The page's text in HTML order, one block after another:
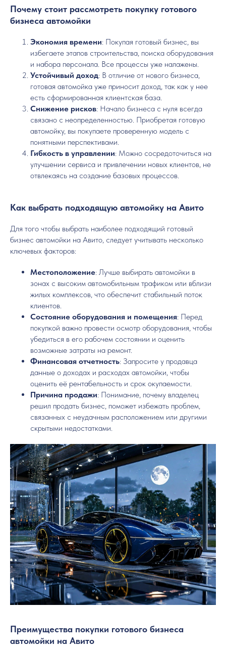
Почему стоит рассмотреть покупку готового
бизнеса автомойки
Экономия времени: Покупая готовый бизнес, вы
избегаете этапов строительства, поиска оборудования
и набора персонала. Все процессы уже налажены.
Устойчивый доход: В отличие от нового бизнеса,
готовая автомойка уже приносит доход, так как у нее
есть сформированная клиентская база.
Снижение рисков: Начало бизнеса с нуля всегда
связано с неопределенностью. Приобретая готовую
автомойку, вы покупаете проверенную модель с
понятными перспективами.
Гибкость в управлении: Можно сосредоточиться на
улучшении сервиса и привлечении новых клиентов, не
отвлекаясь на создание базовых процессов.
Как выбрать подходящую автомойку на Авито
Для того чтобы выбрать наиболее подходящий готовый
бизнес автомойки на Авито, следует учитывать несколько
ключевых факторов:
Местоположение: Лучше выбирать автомойки в
зонах с высоким автомобильным трафиком или вблизи
жилых комплексов, что обеспечит стабильный поток
клиентов.
Состояние оборудования и помещения: Перед
покупкой важно провести осмотр оборудования, чтобы
убедиться в его рабочем состоянии и оценить
возможные затраты на ремонт.
Финансовая отчетность: Запросите у продавца
данные о доходах и расходах автомойки, чтобы
оценить её рентабельность и срок окупаемости.
Причина продажи: Понимание, почему владелец
решил продать бизнес, поможет избежать проблем,
связанных с неудачным расположением или другими
скрытыми недостатками.
Преимущества покупки готового бизнеса
автомойки на Авито